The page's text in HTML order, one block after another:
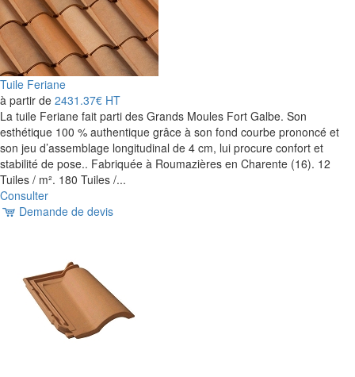
Tuile Feriane
à partir de 2431.37€ HT
La tuile Feriane fait parti des Grands Moules Fort Galbe. Son
esthétique 100 % authentique grâce à son fond courbe prononcé et
son jeu d’assemblage longitudinal de 4 cm, lui procure confort et
stabilité de pose.. Fabriquée à Roumazières en Charente (16). 12
Tuiles / m². 180 Tuiles /...
Consulter
Demande de devis